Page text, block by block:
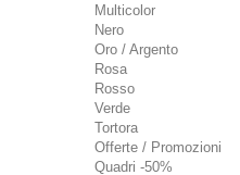
Multicolor
Nero
Oro / Argento
Rosa
Rosso
Verde
Tortora
Offerte / Promozioni
Quadri -50%